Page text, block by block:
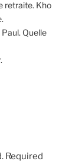
retraite. Kho
Quelle
Required